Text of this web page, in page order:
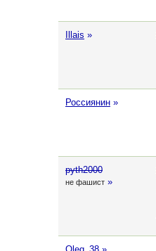
Illais »
Россиянин »
pyth2000
не фашист »